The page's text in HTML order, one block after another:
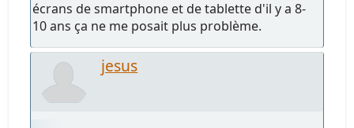
écrans de smartphone et de tablette d'il y a 8-
10 ans ça ne me posait plus problème.
jesus